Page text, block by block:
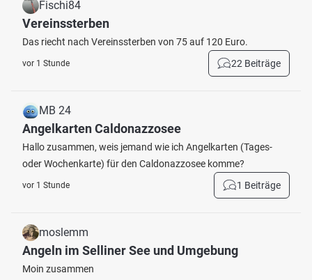
Fischi84
Vereinssterben
Das riecht nach Vereinssterben von 75 auf 120 Euro.
vor 1 Stunde 22 Beiträge
MB 24
Angelkarten Caldonazzosee
Hallo zusammen, weis jemand wie ich Angelkarten (Tages-
oder Wochenkarte) für den Caldonazzosee komme?
vor 1 Stunde 1 Beiträge
moslemm
Angeln im Selliner See und Umgebung
Moin zusammen